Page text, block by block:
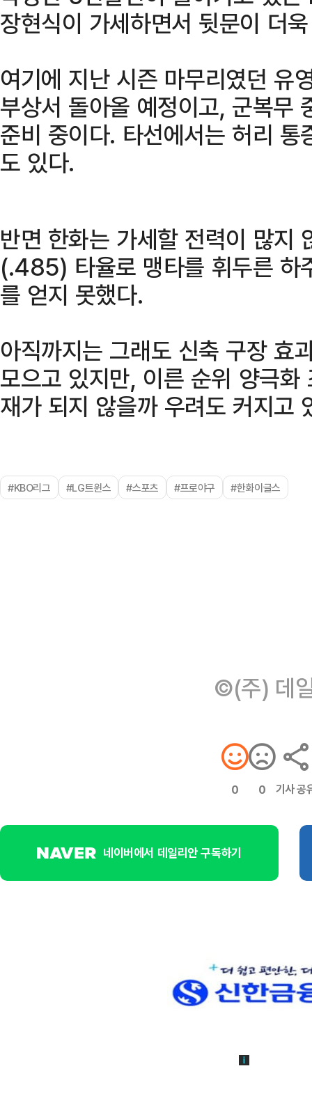
장현식이 가세하면서 뒷문이 더
여기에 지난 시즌 마무리였던 유
부상서 돌아올 예정이고, 군복무
준비 중이다. 타선에서는 허리
도 있다.
반면 한화는 가세할 전력이 많지
(.485) 타율로 맹타를 휘두른 하
를 얻지 못했다.
아직까지는 그래도 신축 구장 효
모으고 있지만, 이른 순위 양극
재가 되지 않을까 우려도 커지고
#KBO리그 #LG트윈스 #스포츠 #프로야구 #한화이글스
©(주) 데
0 0 기사 공
네이버에서 데일리안 구독하기